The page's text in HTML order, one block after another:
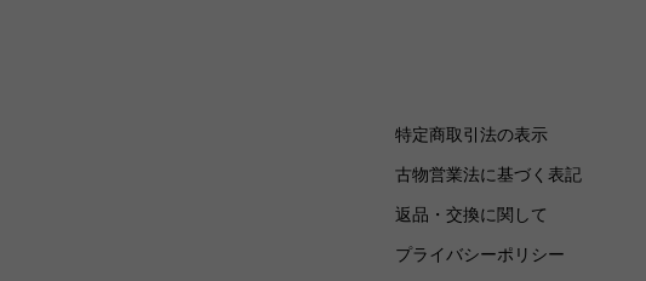
特定商取引法の表示
古物営業法に基づく表記
返品・交換に関して
プライバシーポリシー